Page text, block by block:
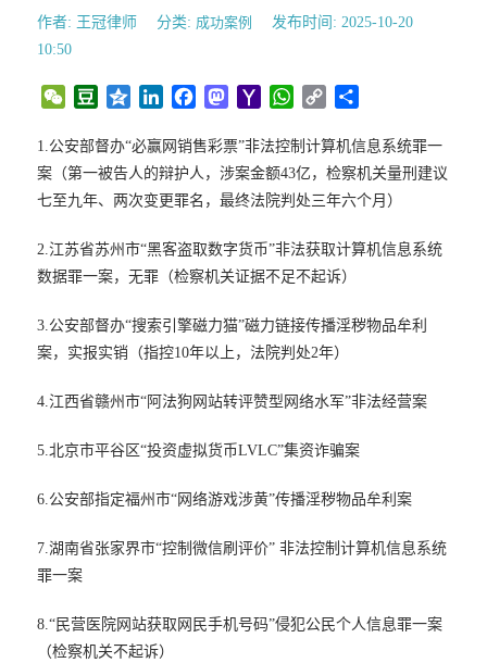
作者: 王冠律师 分类: 成功案例
发布时间: 2025-10-20
10:50
W
C
h
a
D
u
b
o
n
e
n
k
e
I
c
e
b
o
s
t
o
o
h
o
o
a
l
W
a
t
s
p
p
y
L
n
1.公安部督办“必赢网销售彩票”非法控制计算机信息系统罪一
案（第一被告人的辩护人，涉案金额43亿，检察机关量刑建议
七至九年、两次变更罪名，最终法院判处三年六个月）
2.江苏省苏州市“黑客盗取数字货币”非法获取计算机信息系统
数据罪一案，无罪（检察机关证据不足不起诉）
3.公安部督办“搜索引擎磁力猫”磁力链接传播淫秽物品牟利
案，实报实销（指控10年以上，法院判处2年）
4.江西省赣州市“阿法狗网站转评赞型网络水军”非法经营案
5.北京市平谷区“投资虚拟货币LVLC”集资诈骗案
6.公安部指定福州市“网络游戏涉黄”传播淫秽物品牟利案
7.湖南省张家界市“控制微信刷评价” 非法控制计算机信息系统
罪一案
8.“民营医院网站获取网民手机号码”侵犯公民个人信息罪一案
（检察机关不起诉）